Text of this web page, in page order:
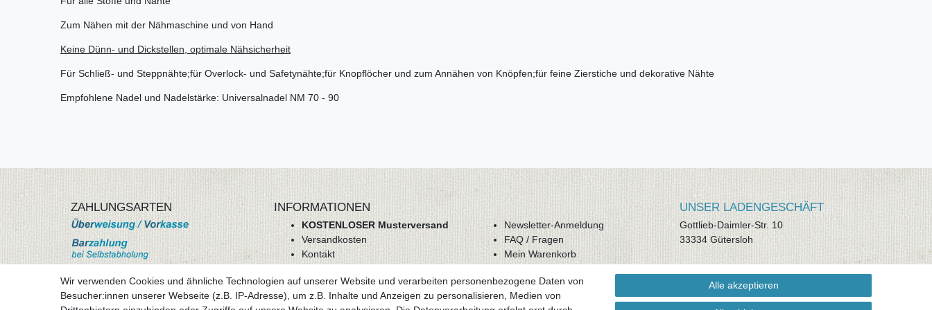
Zum Nähen mit der Nähmaschine und von Hand
Keine Dünn- und Dickstellen, optimale Nähsicherheit
Für Schließ- und Steppnähte;für Overlock- und Safetynähte;für Knopflöcher und zum Annähen von Knöpfen;für feine Zierstiche und dekorative Nähte
Empfohlene Nadel und Nadelstärke: Universalnadel NM 70 - 90
ZAHLUNGSARTEN INFORMATIONEN
KOSTENLOSER Musterversand
Versandkosten
Kontakt
AGB
Datenschutz
Newsletter-Anmeldung
FAQ / Fragen
Mein Warenkorb
Mein Konto
UNSER LADENGESCHÄFT
Gottlieb-Daimler-Str. 10
33334 Gütersloh
ÖFFNUNGSZEITEN
Montag - Dienstag: 8.00 - 18.00 Uhr,
Mittwoch Ruhetag, Donnerstag: 8.00 -
Wir verwenden Cookies und ähnliche Technologien auf unserer Website und verarbeiten personenbezogene Daten von
Besucher:innen unserer Webseite (z.B. IP-Adresse), um z.B. Inhalte und Anzeigen zu personalisieren, Medien von
Alle akzeptieren